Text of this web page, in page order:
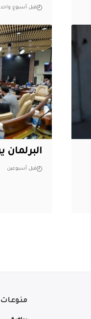
قبل أسبوع واحد
البرلمان
قبل أسبوعين
منوعات